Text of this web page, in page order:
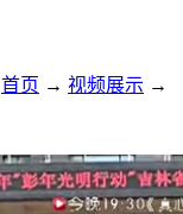
首页 → 视频展示 →